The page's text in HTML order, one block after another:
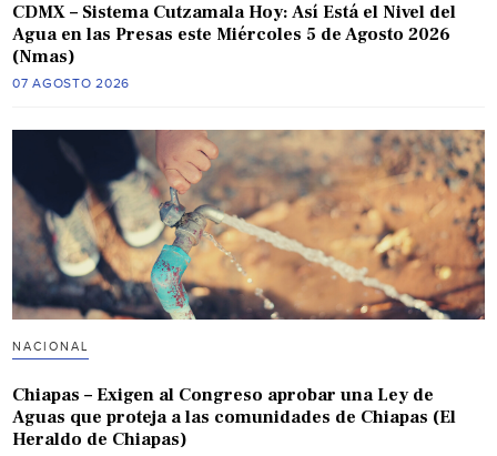
CDMX – Sistema Cutzamala Hoy: Así Está el Nivel del
Agua en las Presas este Miércoles 5 de Agosto 2026
(Nmas)
07 AGOSTO 2026
NACIONAL
Chiapas – Exigen al Congreso aprobar una Ley de
Aguas que proteja a las comunidades de Chiapas (El
Heraldo de Chiapas)